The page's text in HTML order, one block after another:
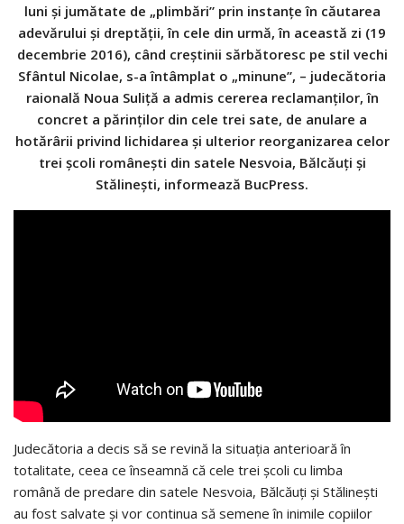
luni şi jumătate de „plimbări” prin instanţe în căutarea
adevărului şi dreptăţii, în cele din urmă, în această zi (19
decembrie 2016), când creştinii sărbătoresc pe stil vechi
Sfântul Nicolae, s-a întâmplat o „minune”, – judecătoria
raională Noua Suliţă a admis cererea reclamanţilor, în
concret a părinţilor din cele trei sate, de anulare a
hotărârii privind lichidarea şi ulterior reorganizarea celor
trei şcoli româneşti din satele Nesvoia, Bălcăuţi şi
Stălineşti, informează BucPress.
Judecătoria a decis să se revină la situaţia anterioară în
totalitate, ceea ce înseamnă că cele trei şcoli cu limba
română de predare din satele Nesvoia, Bălcăuţi şi Stălineşti
au fost salvate şi vor continua să semene în inimile copiilor